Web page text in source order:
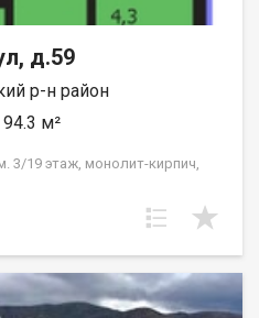
д.59
р-н район
м²
3/19 этаж, монолит-кирпич,